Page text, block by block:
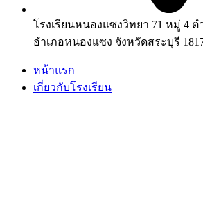
โรงเรียนหนองแซงวิทยา 71 หมู่ 4
อำเภอหนองแซง จังหวัดสระบุรี
หน้าแรก
เกี่ยวกับโรงเรียน